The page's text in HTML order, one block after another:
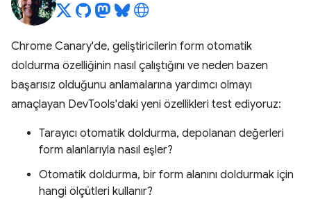
Chrome Canary'de, geliştiricilerin form otomatik
doldurma özelliğinin nasıl çalıştığını ve neden bazen
başarısız olduğunu anlamalarına yardımcı olmayı
amaçlayan DevTools'daki yeni özellikleri test ediyoruz:
Tarayıcı otomatik doldurma, depolanan değerleri
form alanlarıyla nasıl eşler?
Otomatik doldurma, bir form alanını doldurmak için
hangi ölçütleri kullanır?